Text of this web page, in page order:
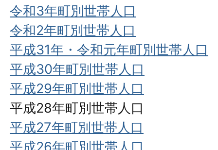
令和3年町別世帯人口
令和2年町別世帯人口
平成31年・令和元年町別世帯人口
平成30年町別世帯人口
平成29年町別世帯人口
平成28年町別世帯人口
平成27年町別世帯人口